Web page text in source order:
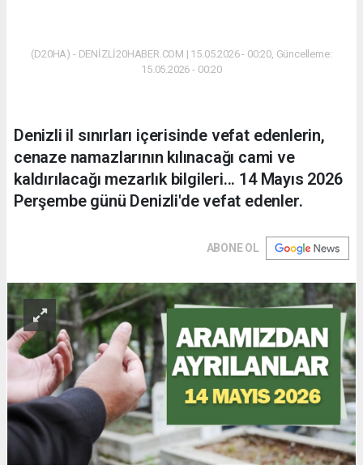
(D20HA) - DENİZLİ20HABER.COM | 15.05.2026 - 00:20, Güncelleme:
15.05.2026 - 00:20
Denizli il sınırları içerisinde vefat edenlerin,
cenaze namazlarının kılınacağı cami ve
kaldırılacağı mezarlık bilgileri... 14 Mayıs 2026
Perşembe günü Denizli'de vefat edenler.
ABONE OL